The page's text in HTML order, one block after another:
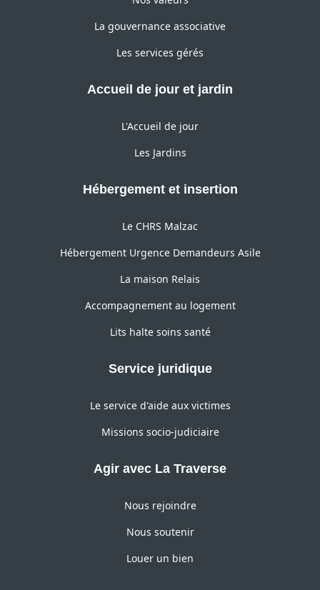
La gouvernance associative
Les services gérés
Accueil de jour et jardin
L'Accueil de jour
Les Jardins
Hébergement et insertion
Le CHRS Malzac
Hébergement Urgence Demandeurs Asile
La maison Relais
Accompagnement au logement
Lits halte soins santé
Service juridique
Le service d'aide aux victimes
Missions socio-judiciaire
Agir avec La Traverse
Nous rejoindre
Nous soutenir
Louer un bien